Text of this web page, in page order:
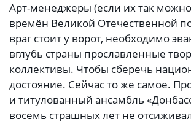
Арт-менеджеры (если их так
времён Великой Отечественной
враг стоит у ворот, необходимо
вглубь страны прославленные
коллективы. Чтобы сберечь
достояние. Сейчас то же самое.
и титулованный ансамбль
восемь страшных лет не